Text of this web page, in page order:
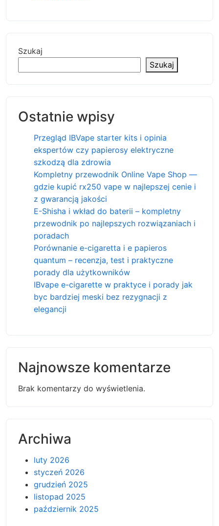
Szukaj
Szukaj
Ostatnie wpisy
Przegląd IBVape starter kits i opinia
ekspertów czy papierosy elektryczne
szkodzą dla zdrowia
Kompletny przewodnik Online Vape Shop —
gdzie kupić rx250 vape w najlepszej cenie i
z gwarancją jakości
E-Shisha i wkład do baterii – kompletny
przewodnik po najlepszych rozwiązaniach i
poradach
Porównanie e-cigaretta i e papieros
quantum – recenzja, test i praktyczne
porady dla użytkowników
IBvape e-cigarette w praktyce i porady jak
byc bardziej meski bez rezygnacji z
elegancji
Najnowsze komentarze
Brak komentarzy do wyświetlenia.
Archiwa
luty 2026
styczeń 2026
grudzień 2025
listopad 2025
październik 2025